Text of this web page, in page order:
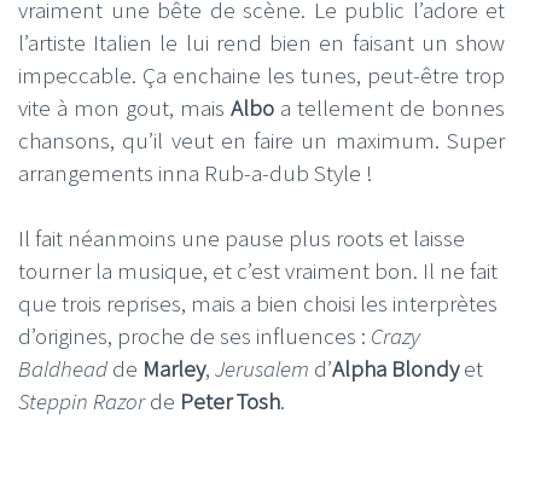
vraiment une bête de scène. Le public l’adore et
l’artiste Italien le lui rend bien en faisant un show
impeccable. Ça enchaine les tunes, peut-être trop
vite à mon gout, mais Albo a tellement de bonnes
chansons, qu’il veut en faire un maximum. Super
arrangements inna Rub-a-dub Style !
Il fait néanmoins une pause plus roots et laisse
tourner la musique, et c’est vraiment bon. Il ne fait
que trois reprises, mais a bien choisi les interprètes
d’origines, proche de ses influences : Crazy
Baldhead de Marley, Jerusalem d’Alpha Blondyet
Steppin Razorde Peter Tosh.